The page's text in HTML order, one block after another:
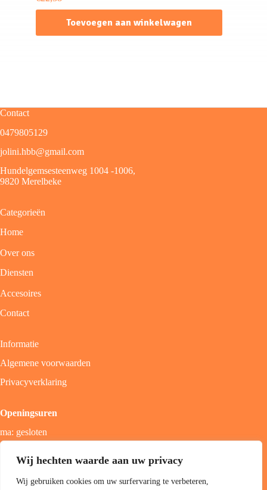
Wij hechten waarde aan uw privacy
Wij gebruiken cookies om uw surfervaring te verbeteren,
Toevoegen aan winkelwagen
Contact
0479805129
jolini.hbb@gmail.com
Hundelgemsesteenweg 1004 -1006,
9820 Merelbeke
Categorieën
Home
Over ons
Diensten
Accesoires
Contact
Informatie
Algemene voorwaarden
Privacyverklaring
Openingsuren
ma: gesloten